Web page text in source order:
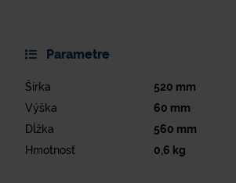
Parametre
Šírka 520 mm
Výška
60 mm
Dĺžka
560 mm
Hmotnosť
0,6 kg